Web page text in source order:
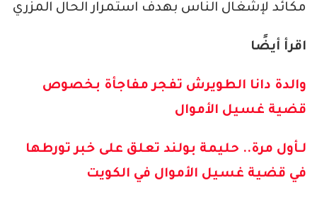
مكائد لإشغال الناس بهدف استمرار الحال المزري
اقرأ أيضًا
والدة دانا الطويرش تفجر مفاجأة بخصوص
قضية غسيل الأموال
لـأول مرة.. حليمة بولند تعلق على خبر تورطها
في قضية غسيل الأموال في الكويت